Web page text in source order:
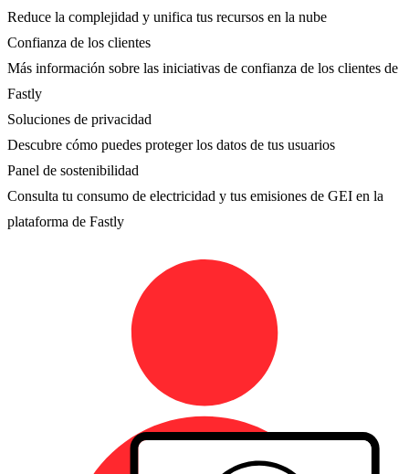
Reduce la complejidad y unifica tus recursos en la nube
Confianza de los clientes
Más información sobre las iniciativas de confianza de los clientes de
Fastly
Soluciones de privacidad
Descubre cómo puedes proteger los datos de tus usuarios
Panel de sostenibilidad
Consulta tu consumo de electricidad y tus emisiones de GEI en la
plataforma de Fastly